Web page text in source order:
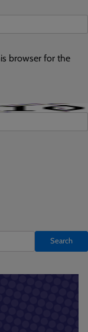
browser for the
Search